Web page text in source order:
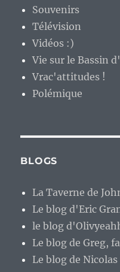
Souvenirs
Télévision
Vidéos :)
Vie sur le Bassin
Vrac'attitudes !
Polémique
BLOGS
La Taverne de
Le blog d'Eric
le blog
Le blog de Greg,
Le blog de